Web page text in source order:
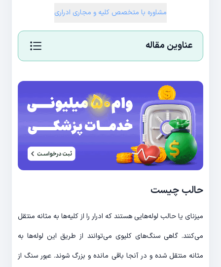
مشاوره با متخصص کلیه و مجاری ادراری
عناوین مقاله
حالب چیست
میزنای یا حالب لوله‌هایی هستند که ادرار را از کلیه‌ها به مثانه منتقل
می‌کنند. گاهی سنگ‌های کلیوی می‌توانند از طریق این لوله‌ها به
مثانه منتقل شده و در آنجا باقی مانده و بزرگ شوند. عبور سنگ از